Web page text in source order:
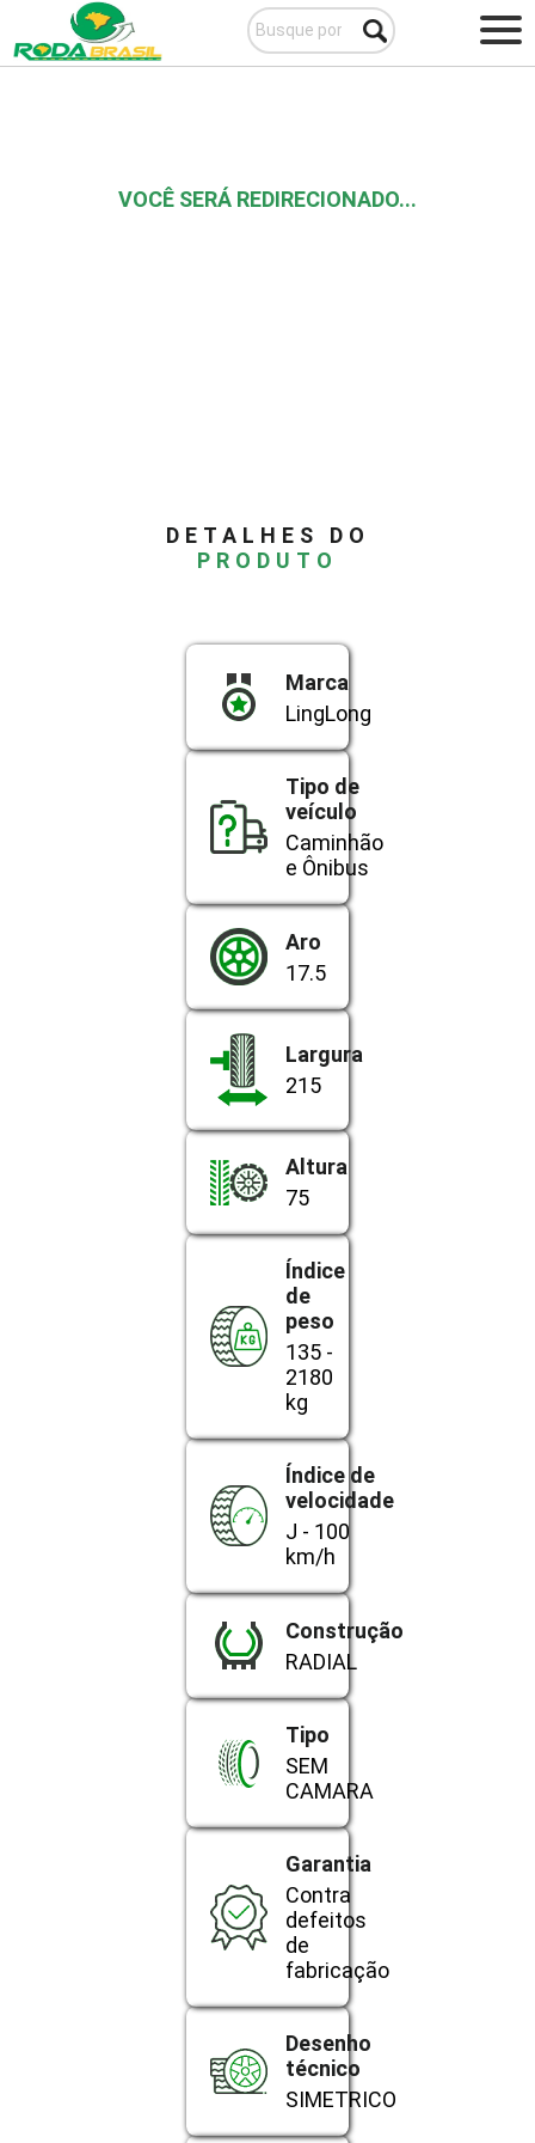
VOCÊ SERÁ REDIRECIONADO...
DETALHES DO
PRODUTO
Marca
LingLong
Tipo de
veículo
Caminhão
e Ônibus
Aro
17.5
Largura
215
Altura
75
Índice
de
peso
135 -
2180
kg
Índice de
velocidade
J - 100
km/h
Construção
RADIAL
Tipo
SEM
CAMARA
Garantia
Contra
defeitos
de
fabricação
Desenho
técnico
SIMETRICO